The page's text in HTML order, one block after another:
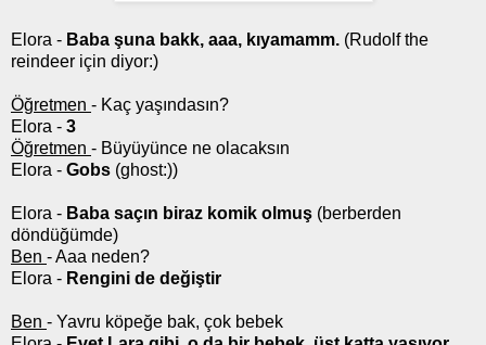
Elora - Baba şuna bakk, aaa, kıyamamm. (Rudolf the
reindeer için diyor:)
Öğretmen - Kaç yaşındasın?
Elora - 3
Öğretmen - Büyüyünce ne olacaksın
Elora - Gobs (ghost:))
Elora - Baba saçın biraz komik olmuş (berberden
döndüğümde)
Ben - Aaa neden?
Elora - Rengini de değiştir
Ben - Yavru köpeğe bak, çok bebek